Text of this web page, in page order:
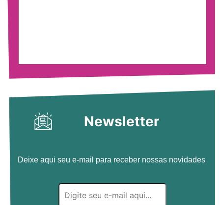
Newsletter
Deixe aqui seu e-mail para receber nossas novidades